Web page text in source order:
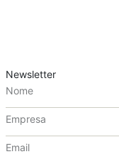
Newsletter